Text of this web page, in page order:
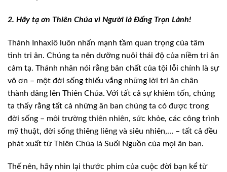
2. Hãy tạ ơn Thiên Chúa vì Người là Đấng Trọn Lành!
Thánh Inhaxiô luôn nhấn mạnh tầm quan trọng của tâm
tình tri ân. Chúng ta nên dưỡng nuôi thái độ của niềm tri ân
cảm tạ. Thánh nhân nói rằng bản chất của tội lỗi chính là sự
vô ơn – một đời sống thiếu vắng những lời tri ân chân
thành dâng lên Thiên Chúa. Với tất cả sự khiêm tốn, chúng
ta thấy rằng tất cả những ân ban chúng ta có được trong
đời sống – môi trường thiên nhiên, sức khỏe, các công trình
mỹ thuật, đời sống thiêng liêng và siêu nhiên,… – tất cả đều
phát xuất từ Thiên Chúa là Suối Nguồn của mọi ân ban.
Thế nên, hãy nhìn lại thước phim của cuộc đời bạn kể từ